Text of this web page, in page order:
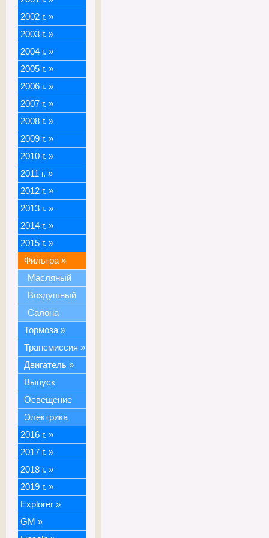
2002 г. »
2003 г. »
2004 г. »
2005 г. »
2006 г. »
2007 г. »
2008 г. »
2009 г. »
2010 г. »
2011 г. »
2012 г. »
2013 г. »
2014 г. »
2015 г. »
Фильтра »
Масляный
Воздушный
Салона
Тормоза »
Трансмиссия »
Двигатель »
Выпуск
Освещение
Электрика
2016 г. »
2017 г. »
2018 г. »
2019 г. »
Explorer »
GM »